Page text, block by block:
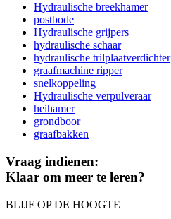
Hydraulische breekhamer
postbode
Hydraulische grijpers
hydraulische schaar
hydraulische trilplaatverdichter
graafmachine ripper
snelkoppeling
Hydraulische verpulveraar
heihamer
grondboor
graafbakken
Vraag indienen:
Klaar om meer te leren?
BLIJF OP DE HOOGTE